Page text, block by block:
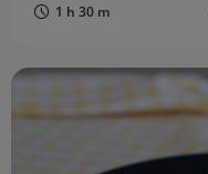
1 h 30 m